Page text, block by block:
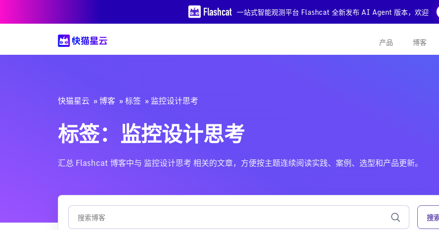
一站式智能观测平台 Flashcat 全新发布 AI Agent 版本，欢迎
产品 博客
快猫星云 博客 标签 监控设计思考
标签：监控设计思考
汇总 Flashcat 博客中与 监控设计思考 相关的文章，方便按主题连续阅读实践、案例、选型和产品更新。
搜